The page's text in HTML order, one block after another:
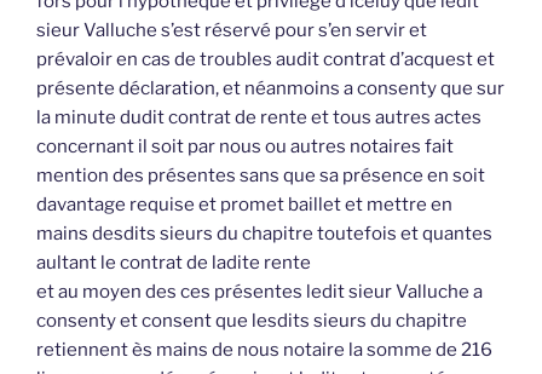
sieur Valluche s’est réservé pour s’en servir et
prévaloir en cas de troubles audit contrat d’acquest et
présente déclaration, et néanmoins a consenty que sur
la minute dudit contrat de rente et tous autres actes
concernant il soit par nous ou autres notaires fait
mention des présentes sans que sa présence en soit
davantage requise et promet baillet et mettre en
mains desdits sieurs du chapitre toutefois et quantes
aultant le contrat de ladite rente
et au moyen des ces présentes ledit sieur Valluche a
consenty et consent que lesdits sieurs du chapitre
retiennent ès mains de nous notaire la somme de 216